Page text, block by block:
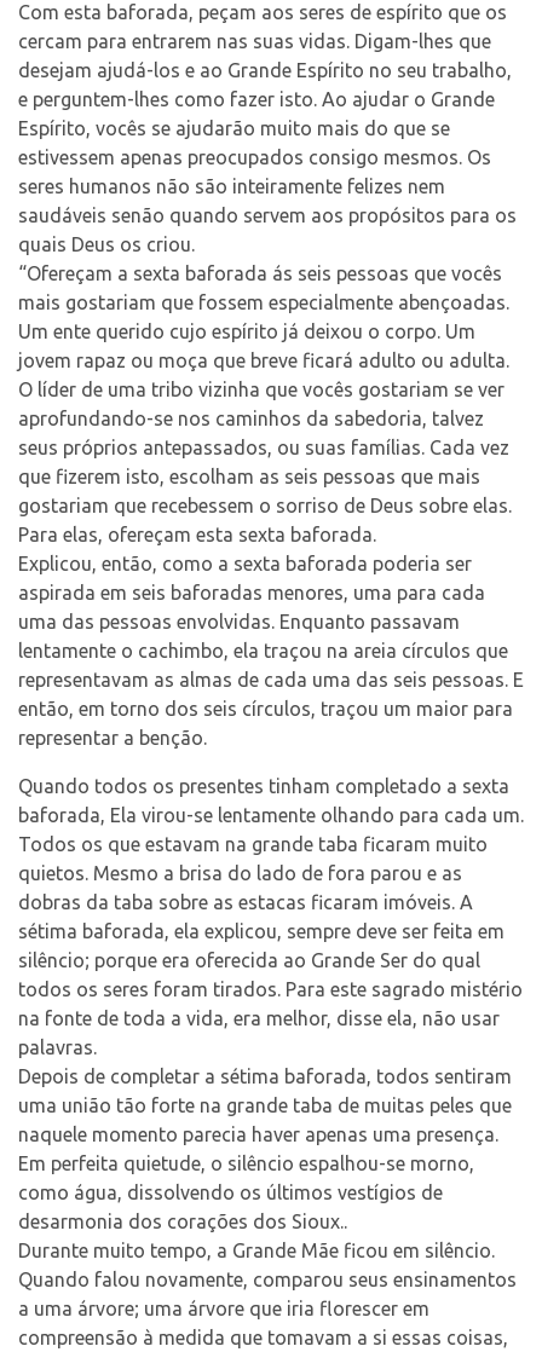
Com esta baforada, peçam aos seres de espírito que os
cercam para entrarem nas suas vidas. Digam-lhes que
desejam ajudá-los e ao Grande Espírito no seu trabalho,
e perguntem-lhes como fazer isto. Ao ajudar o Grande
Espírito, vocês se ajudarão muito mais do que se
estivessem apenas preocupados consigo mesmos. Os
seres humanos não são inteiramente felizes nem
saudáveis senão quando servem aos propósitos para os
quais Deus os criou.
“Ofereçam a sexta baforada ás seis pessoas que vocês
mais gostariam que fossem especialmente abençoadas.
Um ente querido cujo espírito já deixou o corpo. Um
jovem rapaz ou moça que breve ficará adulto ou adulta.
O líder de uma tribo vizinha que vocês gostariam se ver
aprofundando-se nos caminhos da sabedoria, talvez
seus próprios antepassados, ou suas famílias. Cada vez
que fizerem isto, escolham as seis pessoas que mais
gostariam que recebessem o sorriso de Deus sobre elas.
Para elas, ofereçam esta sexta baforada.
Explicou, então, como a sexta baforada poderia ser
aspirada em seis baforadas menores, uma para cada
uma das pessoas envolvidas. Enquanto passavam
lentamente o cachimbo, ela traçou na areia círculos que
representavam as almas de cada uma das seis pessoas. E
então, em torno dos seis círculos, traçou um maior para
representar a benção.
Quando todos os presentes tinham completado a sexta
baforada, Ela virou-se lentamente olhando para cada um.
Todos os que estavam na grande taba ficaram muito
quietos. Mesmo a brisa do lado de fora parou e as
dobras da taba sobre as estacas ficaram imóveis. A
sétima baforada, ela explicou, sempre deve ser feita em
silêncio; porque era oferecida ao Grande Ser do qual
todos os seres foram tirados. Para este sagrado mistério
na fonte de toda a vida, era melhor, disse ela, não usar
palavras.
Depois de completar a sétima baforada, todos sentiram
uma união tão forte na grande taba de muitas peles que
naquele momento parecia haver apenas uma presença.
Em perfeita quietude, o silêncio espalhou-se morno,
como água, dissolvendo os últimos vestígios de
desarmonia dos corações dos Sioux..
Durante muito tempo, a Grande Mãe ficou em silêncio.
Quando falou novamente, comparou seus ensinamentos
a uma árvore; uma árvore que iria florescer em
compreensão à medida que tomavam a si essas coisas,